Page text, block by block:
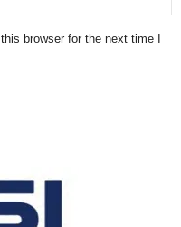
browser for the next time I